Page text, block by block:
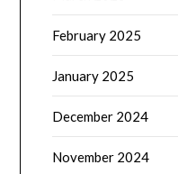
February 2025
January 2025
December 2024
November 2024